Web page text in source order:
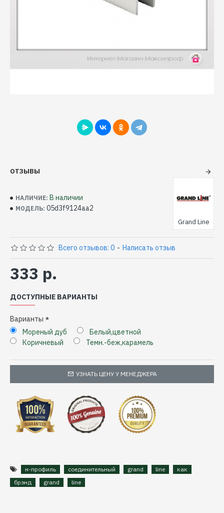
ОТЗЫВЫ
НАЛИЧИЕ: В наличии
МОДЕЛЬ: 05d3f9124aa2
Grand Line
Всего отзывов: 0 - Написать отзыв
333 р.
ДОСТУПНЫЕ ВАРИАНТЫ
Варианты
Мореный дуб
Белый,цветной
Коричневый
Темн.-беж,карамель
УЗНАТЬ ЦЕНУ У МЕНЕДЖЕРА
н-профиль соединительный grand line
как
брэнд
grand line